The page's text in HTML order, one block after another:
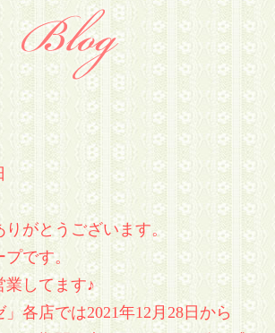
がとうございます。
です。
業してます♪
各店では2021年12月28日から